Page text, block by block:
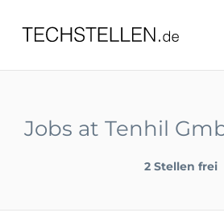
Jobs at Tenhil
2 Stellen frei